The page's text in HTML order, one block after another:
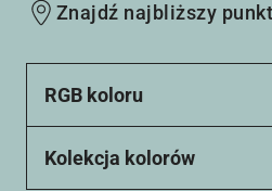
Znajdź najbliższy
RGB koloru
Kolekcja kolorów